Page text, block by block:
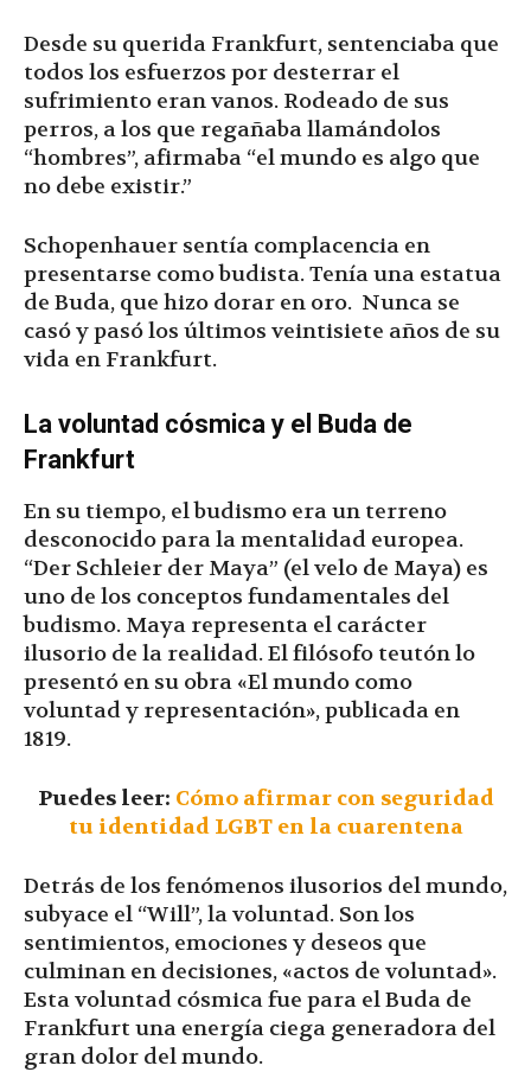
Desde su querida Frankfurt, sentenciaba que
todos los esfuerzos por desterrar el
sufrimiento eran vanos. Rodeado de sus
perros, a los que regañaba llamándolos
“hombres”, afirmaba “el mundo es algo que
no debe existir.”
Schopenhauer sentía complacencia en
presentarse como budista. Tenía una estatua
de Buda, que hizo dorar en oro. Nunca se
casó y pasó los últimos veintisiete años de su
vida en Frankfurt.
La voluntad cósmica y el Buda de
Frankfurt
En su tiempo, el budismo era un terreno
desconocido para la mentalidad europea.
“Der Schleier der Maya” (el velo de Maya) es
uno de los conceptos fundamentales del
budismo. Maya representa el carácter
ilusorio de la realidad. El filósofo teutón lo
presentó en su obra «El mundo como
voluntad y representación», publicada en
1819.
Puedes leer: Cómo afirmar con seguridad
tu identidad LGBT en la cuarentena
Detrás de los fenómenos ilusorios del mundo,
subyace el “Will”, la voluntad. Son los
sentimientos, emociones y deseos que
culminan en decisiones, «actos de voluntad».
Esta voluntad cósmica fue para el Buda de
Frankfurt una energía ciega generadora del
gran dolor del mundo.